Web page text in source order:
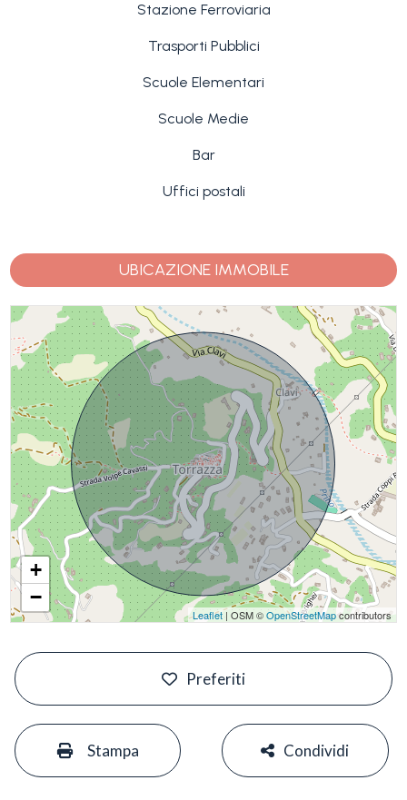
Stazione Ferroviaria
Trasporti Pubblici
Scuole Elementari
Scuole Medie
Bar
Uffici postali
UBICAZIONE IMMOBILE
+
−
Leaflet| OSM ©OpenStreetMapcontributors
Preferiti
Stampa Condividi